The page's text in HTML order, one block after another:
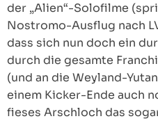
der „Alien“-Solofilme
Nostromo-Ausflug nach
dass sich nun doch ein
durch die gesamte
(und an die Weyland-
einem Kicker-Ende auch
fieses Arschloch das